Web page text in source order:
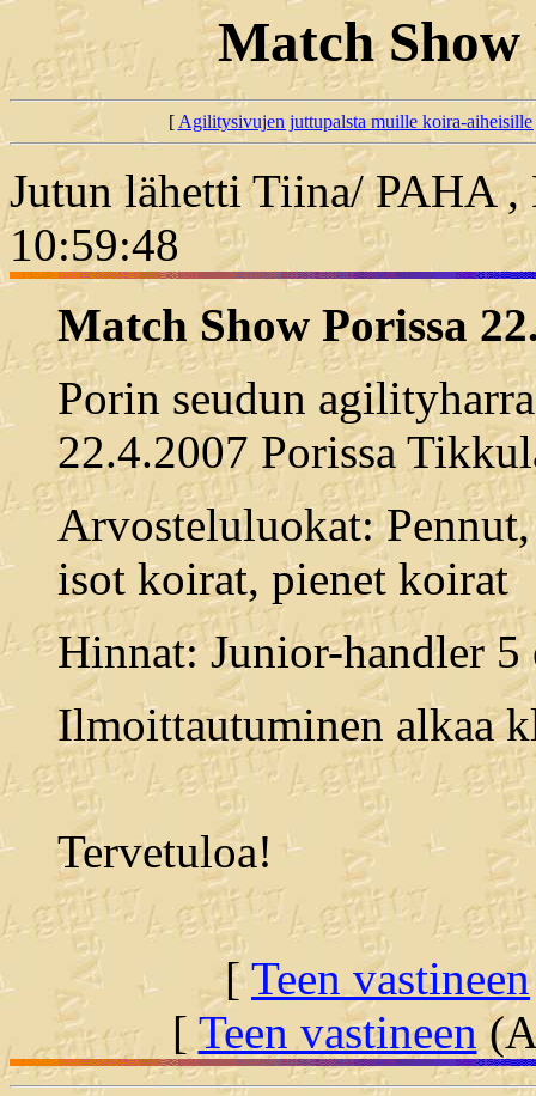
Match Show
[Agilitysivujen juttupalsta muille koira-
Jutun lähetti Tiina/ PAHA
10:59:48
Match Show Porissa
Porin seudun
22.4.2007 Porissa
Arvosteluluokat:
isot koirat, pienet koirat
Hinnat: Junior-handler
Ilmoittautuminen alkaa
Tervetuloa!
[Teen vastineen
[ Teen vastineen